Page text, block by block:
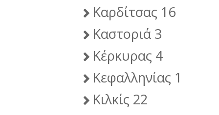
Καρδίτσας 16
Καστοριά 3
Κέρκυρας 4
Κεφαλληνίας 1
Κιλκίς 22